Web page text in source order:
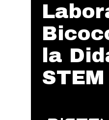
la
STEM